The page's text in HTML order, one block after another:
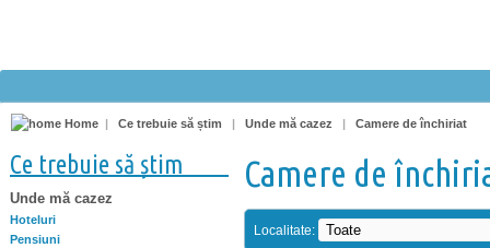
Home | Ce trebuie să știm | Unde mă cazez | Camere de închiriat
Ce trebuie să știm
Unde mă cazez
Hoteluri
Pensiuni
Camere de
Localitate: